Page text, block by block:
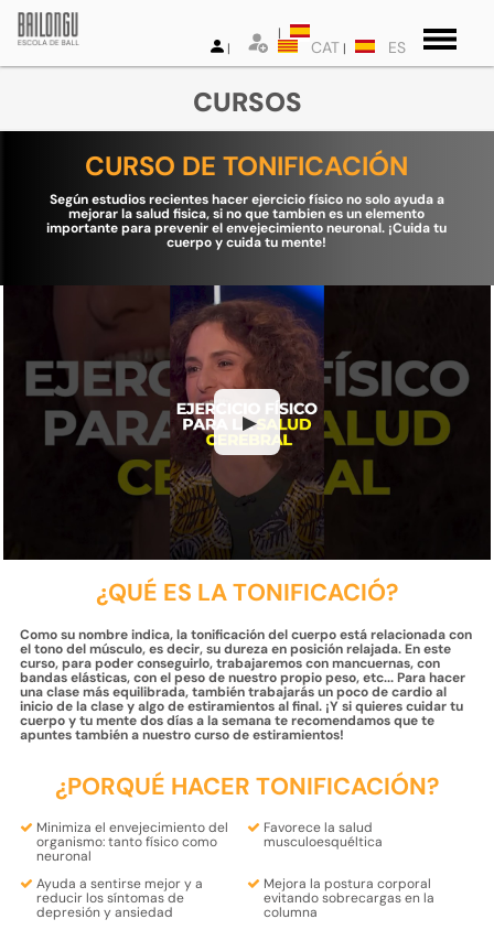
CAT ES
CURSOS
CURSO DE TONIFICACIÓN
Según estudios recientes hacer ejercicio físico no solo ayuda a
mejorar la salud fisica, si no que tambien es un elemento
importante para prevenir el envejecimiento neuronal. ¡Cuida tu
cuerpo y cuida tu mente!
▶
¿QUÉ ES LA TONIFICACIÓ?
Como su nombre indica, la tonificación del cuerpo está relacionada con
el tono del músculo, es decir, su dureza en posición relajada. En este
curso, para poder conseguirlo, trabajaremos con mancuernas, con
bandas elásticas, con el peso de nuestro propio peso, etc... Para hacer
una clase más equilibrada, también trabajarás un poco de cardio al
inicio de la clase y algo de estiramientos al final. ¡Y si quieres cuidar tu
cuerpo y tu mente dos días a la semana te recomendamos que te
apuntes también a nuestro curso de estiramientos!
¿PORQUÉ HACER TONIFICACIÓN?
Minimiza el envejecimientodel
organismo: tantofísicocomo
neuronal
Favorece la salud
musculoesquéltica
Ayuda a sentirse mejor y a
reducirlos síntomas de
depresiónyansiedad
Mejora la postura corporal
evitando sobrecargasen la
columna